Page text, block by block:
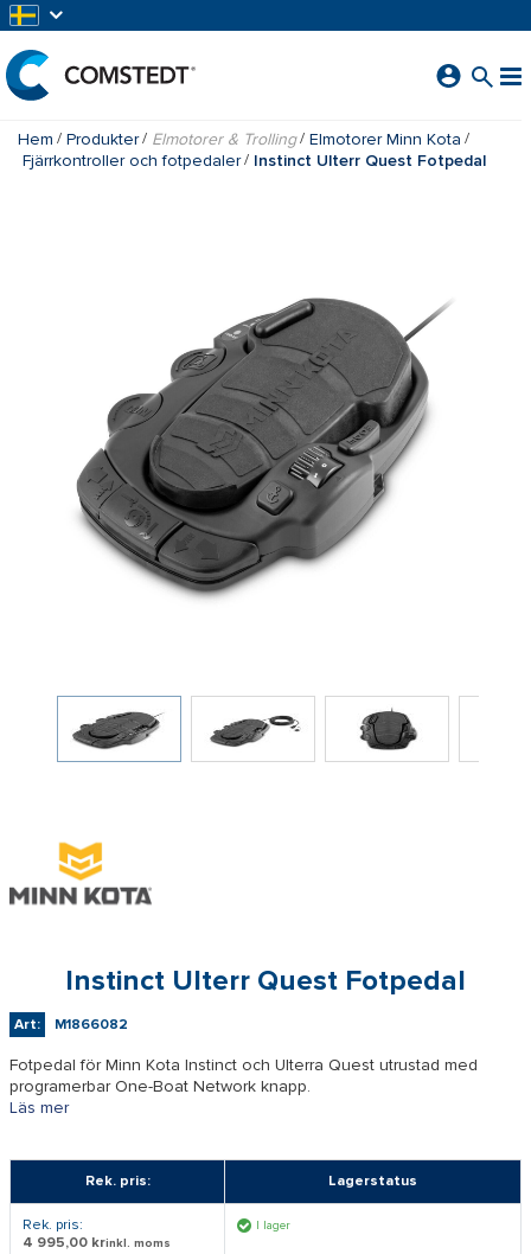
Hem Produkter Elmotorer & Trolling
Elmotorer Minn Kota
Fjärrkontroller och fotpedaler
Instinct Ulterr Quest Fotpedal
Instinct Ulterr Quest Fotpedal
Art: M1866082
Fotpedal för Minn Kota Instinct och Ulterra Quest utrustad med
programerbar One-Boat Network knapp.
Läs mer
Rek. pris: Lagerstatus
Rek. pris:
4 995,00 krinkl. moms
I lager